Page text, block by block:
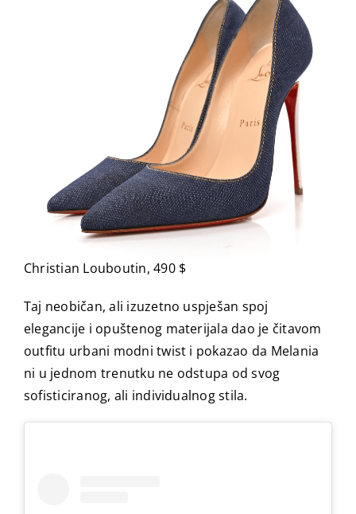
Christian Louboutin, 490 $
Taj neobičan, ali izuzetno uspješan spoj
elegancije i opuštenog materijala dao je čitavom
outfitu urbani modni twist i pokazao da Melania
ni u jednom trenutku ne odstupa od svog
sofisticiranog, ali individualnog stila.